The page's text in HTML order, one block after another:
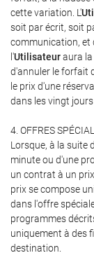
cette variation. L'
soit par écrit, soit
communication, et
l'Utilisateuraura
d'annuler le forfait
le prix d'une
dans les vingt
4. OFFRES
Lorsque, à la suite
minute ou d'une
un contrat à un
prix se compose
dans l'offre
programmes
uniquement à des
destination.